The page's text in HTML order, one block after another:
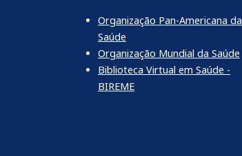
Organização Pan-Americana da
Saúde
Organização Mundial da Saúde
Biblioteca Virtual em Saúde -
BIREME